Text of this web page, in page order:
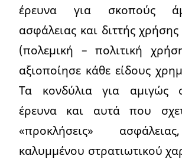
έρευνα για σκοπούς
ασφάλειας και διττής χρήσης
(πολεμική – πολιτική
αξιοποίησε κάθε είδους
Τα κονδύλια για αμιγώς
έρευνα και αυτά που
«προκλήσεις»
καλυμμένου στρατιωτικού